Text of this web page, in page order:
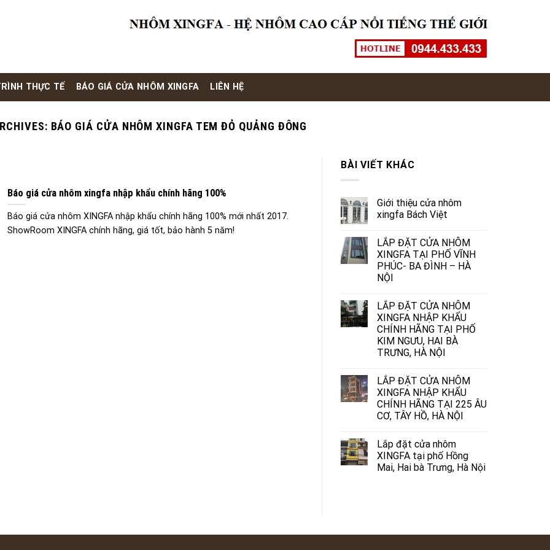
THỰC TẾ BÁO GIÁ CỬA NHÔM XINGFA LIÊN HỆ
BÁO GIÁ CỬA NHÔM XINGFA TEM ĐỎ QUẢNG ĐÔNG
Báo giá cửa nhôm xingfa nhập khẩu chính hãng 100%
Báo giá cửa nhôm XINGFA nhập khẩu chính hãng 100% mới nhất 2017.
ShowRoom XINGFA chính hãng, giá tốt, bảo hành 5 năm!
BÀI VIẾT KHÁC
Giới thiệu cửa nhôm
xingfa Bách Việt
LẮP ĐẶT CỬA NHÔM
XINGFA TẠI PHỐ VĨNH
PHÚC- BA ĐÌNH – HÀ
NỘI
LẮP ĐẶT CỬA NHÔM
XINGFA NHẬP KHẨU
CHÍNH HÃNG TẠI PHỐ
KIM NGƯU, HAI BÀ
TRƯNG, HÀ NỘI
LẮP ĐẶT CỬA NHÔM
XINGFA NHẬP KHẨU
CHÍNH HÃNG TẠI 225 ÂU
CƠ, TÂY HỒ, HÀ NỘI
Lắp đặt cửa nhôm
XINGFA tại phố Hồng
Mai, Hai bà Trưng, Hà Nội